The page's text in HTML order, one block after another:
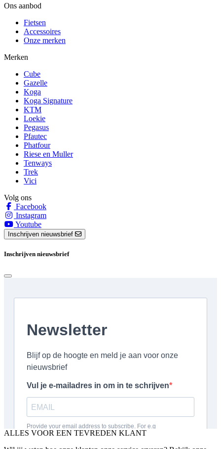
Ons aanbod
Fietsen
Accessoires
Onze merken
Merken
Cube
Gazelle
Koga
Koga Signature
KTM
Loekie
Pegasus
Pfautec
Phatfour
Riese en Muller
Tenways
Trek
Vici
Volg ons
Facebook
Instagram
Youtube
Inschrijven nieuwsbrief
Inschrijven nieuwsbrief
ALLES VOOR EEN TEVREDEN KLANT